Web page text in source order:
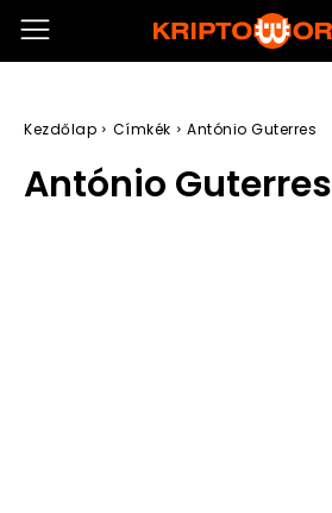
Kezdőlap Címkék António Guterres
António Guterres